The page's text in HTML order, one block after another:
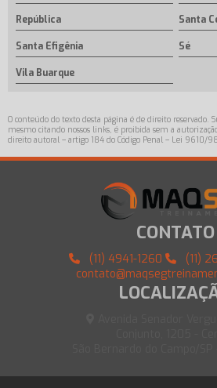
República Santa
Santa Efigênia Sé
Vila Buarque
O conteúdo do texto desta página é de direito reservado.
mesmo citando nossos links, é proibida sem a
direito autoral – artigo 184 do Código Penal – Lei 9610/
CONTATO
(11) 4941-1260
(11)